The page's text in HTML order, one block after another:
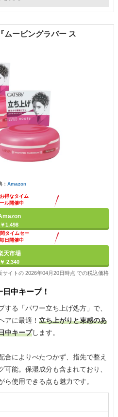
ムービングラバー ス
： Amazon
得なタイム
ル開催中
￥1,498
タイムセー
日開催中
天市場
￥ 2,340
イトの 2026年04月20日時点 での税込価格
中キープ！
る「パワー立ち上げ処方」で、
アに最適！ 立ち上がりと束感のあ
中キープします。
合によりべたつかず、指先で整え
能。保湿成分も含まれており、
使用できる点も魅力です。